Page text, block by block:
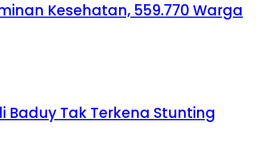
Kesehatan, 559.770 Warga
Baduy Tak Terkena Stunting